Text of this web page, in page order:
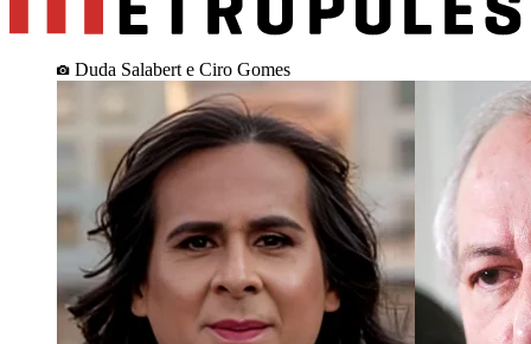
Duda Salabert e Ciro Gomes